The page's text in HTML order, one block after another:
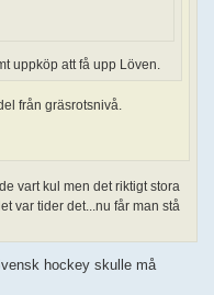
uppköp att få upp Löven.
från gräsrotsnivå.
vart kul men det riktigt stora
var tider det...nu får man stå
hockey skulle må